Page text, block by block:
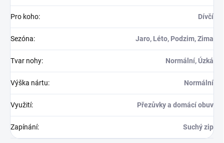
Pro koho: Dívčí
Sezóna: Jaro, Léto, Podzim, Zima
Tvar nohy: Normální, Úzká
Výška nártu: Normální
Využití: Přezůvky a domácí obuv
Zapínání: Suchý zip